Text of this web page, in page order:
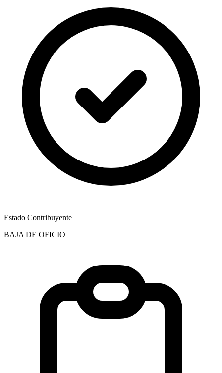
Estado Contribuyente
BAJA DE OFICIO